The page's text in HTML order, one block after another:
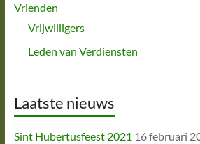
Vrienden
Vrijwilligers
Leden van Verdiensten
Laatste nieuws
Sint Hubertusfeest 2021 16 februari